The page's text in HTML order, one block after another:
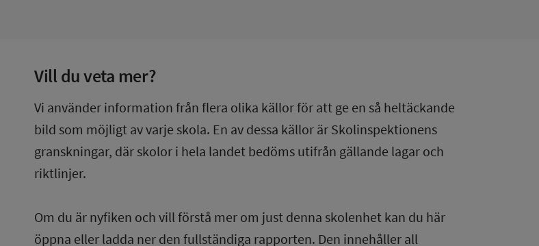
Vill du veta mer?
Vi använder information från flera olika källor för att ge en så heltäckande
bild som möjligt av varje skola. En av dessa källor är Skolinspektionens
granskningar, där skolor i hela landet bedöms utifrån gällande lagar och
riktlinjer.
Om du är nyfiken och vill förstå mer om just denna skolenhet kan du här
öppna eller ladda ner den fullständiga rapporten. Den innehåller all